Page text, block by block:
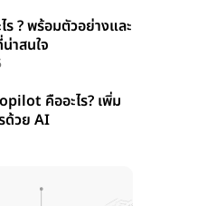
? พร้อมตัวอย่างและ
าสนใจ
คืออะไร? เพิ่ม
ด้วย AI